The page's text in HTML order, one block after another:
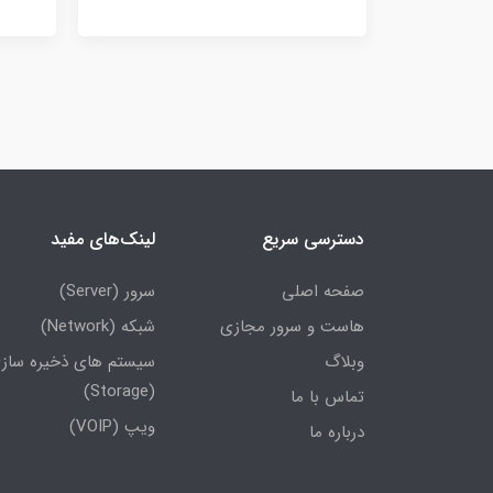
دسترسی سریع
صفحه اصلی
هاست و سرور مجازی
وبلاگ
تماس با ما
درباره ما
لینک‌های مفید
سرور (Server)
شبکه (Network)
سیستم های ذخیره
(Storage)
ویپ (VOIP)